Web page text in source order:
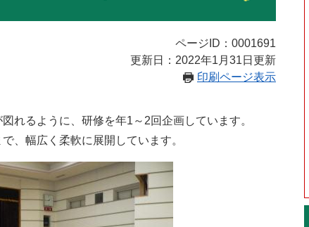
ページID：0001691
更新日：2022年1月31日更新
印刷ページ表示
れるように、研修を年1～2回企画しています。
、幅広く柔軟に展開しています。